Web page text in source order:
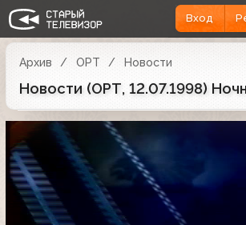
Вход
Архив ОРТ Новости
Новости (ОРТ, 12.07.1998)